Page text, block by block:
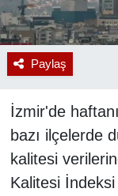
Paylaş
İzmir'de
bazı ilçelerde
kalitesi
Kalitesi